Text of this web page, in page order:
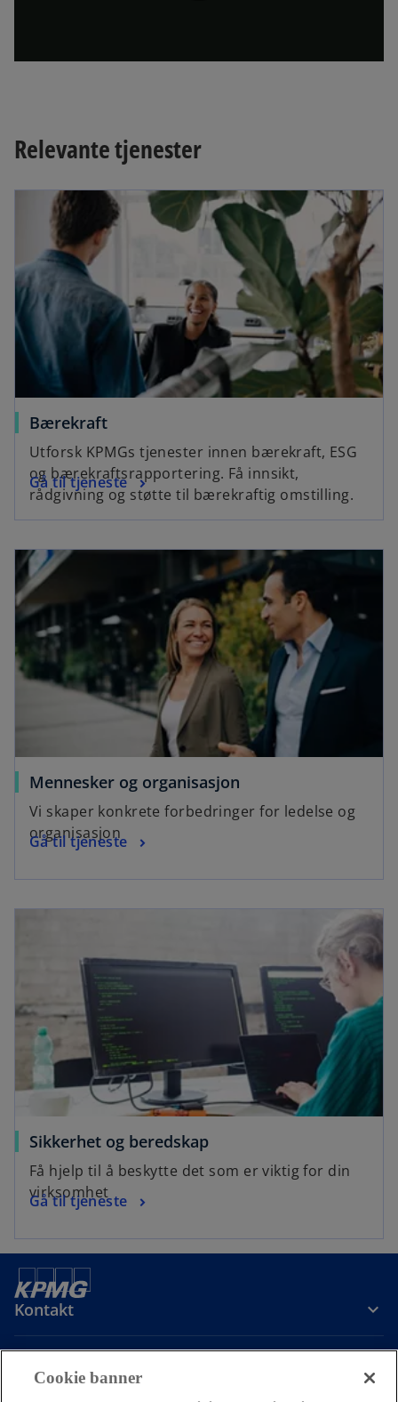
V
i
d
e
o
Relevante tjenester
Bærekraft
Utforsk KPMGs tjenester innen bærekraft, ESG
og bærekraftsrapportering. Få innsikt,
rådgivning og støtte til bærekraftig omstilling.
Gå til tjeneste
Mennesker og organisasjon
Vi skaper konkrete forbedringer for ledelse og
organisasjon
Gå til tjeneste
Sikkerhet og beredskap
Få hjelp til å beskytte det som er viktig for din
virksomhet
Gå til tjeneste
Kontakt
Om oss
Cookie banner